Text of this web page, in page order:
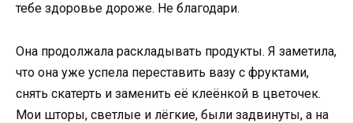
тебе здоровье дороже. Не благодари.
Она продолжала раскладывать продукты. Я заметила,
что она уже успела переставить вазу с фруктами,
снять скатерть и заменить её клеёнкой в цветочек.
Мои шторы, светлые и лёгкие, были задвинуты, а на